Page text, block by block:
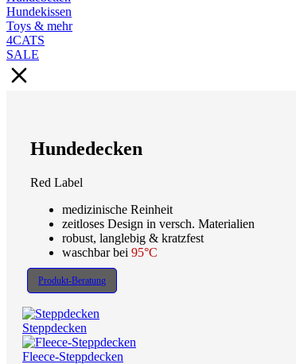
Hundekissen
Toys & mehr
4CATS
SALE
Hundedecken
Red Label
medizinische Reinheit
zeitloses Design in versch. Materialien
robust, langlebig & kratzfest
waschbar bei 95°C
Produkt-Beratung
Steppdecken
Fleece-Steppdecken